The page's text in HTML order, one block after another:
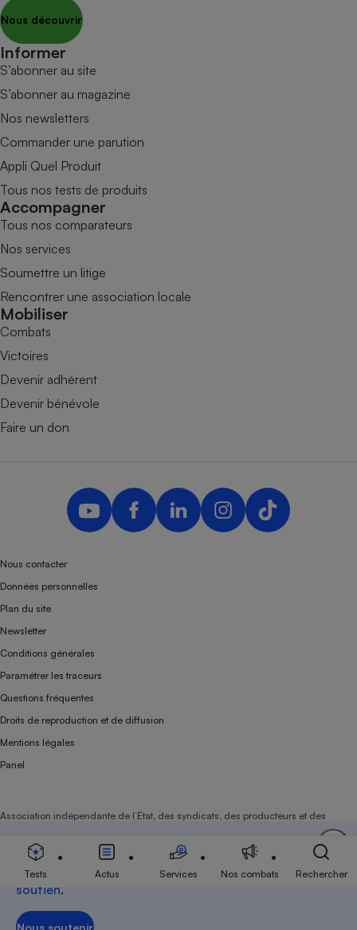
Soutenez-nous
Aujourd'hui plus que jamais, nous comptons sur
votre
soutien.
Nous soutenir
Nous découvrir
Informer
S’abonner au site
S’abonner au magazine
Nos newsletters
Commander une parution
Appli Quel Produit
Tous nos tests de produits
Accompagner
Tous nos comparateurs
Nos services
Soumettre un litige
Rencontrer une association locale
Mobiliser
Combats
Victoires
Devenir adhérent
Devenir bénévole
Faire un don
Nous contacter
Données personnelles
Plan du site
Newsletter
Conditions générales
Paramétrer les traceurs
Questions fréquentes
Droits de reproduction et de diffusion
Mentions légales
Panel
Association indépendante de l’État, des syndicats, des producteurs et des
Tests Actus Services Nos combats Rechercher